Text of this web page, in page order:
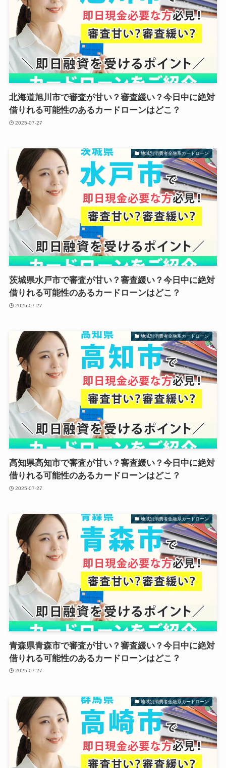
北海道旭川市で審査が甘い？審査緩い？今日中に絶対
借りれる可能性のあるカードローンはどこ？
2025-07-27
地域別消費者金融系カードローン
茨城県水戸市で審査が甘い？審査緩い？今日中に絶対
借りれる可能性のあるカードローンはどこ？
2025-07-27
地域別消費者金融系カードローン
高知県高知市で審査が甘い？審査緩い？今日中に絶対
借りれる可能性のあるカードローンはどこ？
2025-07-27
地域別消費者金融系カードローン
青森県青森市で審査が甘い？審査緩い？今日中に絶対
借りれる可能性のあるカードローンはどこ？
2025-07-27
地域別消費者金融系カードローン